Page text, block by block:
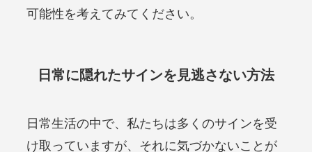
可能性を考えてみてください。
日常に隠れたサインを見逃さない方法
日常生活の中で、私たちは多くのサインを受
け取っていますが、それに気づかないことが